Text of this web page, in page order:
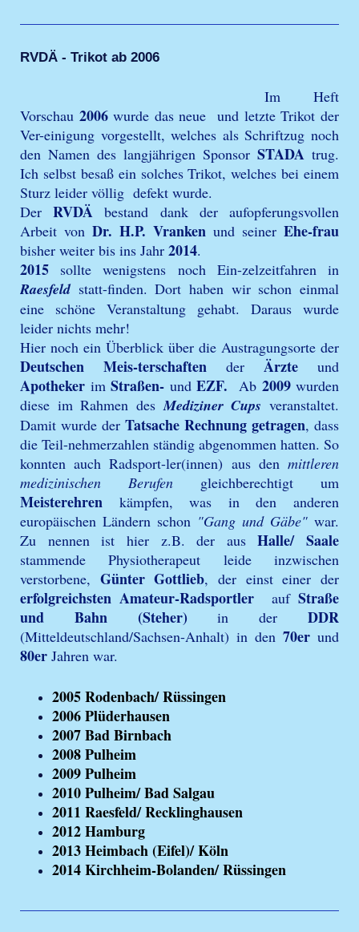
RVDÄ - Trikot ab 2006
Im Heft
Vorschau 2006wurde das neue und letzte Trikot der
Ver-einigung vorgestellt, welches als Schriftzug noch
den Namen des langjährigen Sponsor STADA trug.
Ich selbst besaß ein solches Trikot, welches bei einem
Sturz leider völlig defekt wurde.
DerRVDÄ bestand dank der aufopferungsvollen
Arbeit von Dr. H.P. Vranken und seiner Ehe-frau
bisher weiter bis ins Jahr 2014.
2015 sollte wenigstens noch Ein-zelzeitfahren in
Raesfeldstatt-finden. Dort haben wir schon einmal
eine schöne Veranstaltung gehabt. Daraus wurde
leider nichts mehr!
Hier noch ein Überblick über die Austragungsorte der
Deutschen Meis-terschaften der Ärzte und
Apotheker im Straßen- und EZF. Ab 2009wurden
diese im Rahmen desMediziner Cups veranstaltet.
Damit wurde der Tatsache Rechnung getragen, dass
die Teil-nehmerzahlen ständig abgenommen hatten. So
konnten auch Radsport-ler(innen) aus den mittleren
medizinischen Berufen gleichberechtigt um
Meisterehren kämpfen, was in den anderen
europäischen Ländern schon "Gang und Gäbe" war.
Zu nennen ist hier z.B. der ausHalle/ Saale
stammende Physiotherapeut leide inzwischen
verstorbene, Günter Gottlieb, der einst einer der
erfolgreichsten Amateur-Radsportler auf Straße
und Bahn (Steher) in derDDR
(Mitteldeutschland/Sachsen-Anhalt) in den 70er und
80er Jahren war.
2005 Rodenbach/ Rüssingen
2006 Plüderhausen
2007 Bad Birnbach
2008 Pulheim
2009 Pulheim
2010 Pulheim/ Bad Salgau
2011 Raesfeld/ Recklinghausen
2012 Hamburg
2013 Heimbach (Eifel)/ Köln
2014 Kirchheim-Bolanden/ Rüssingen